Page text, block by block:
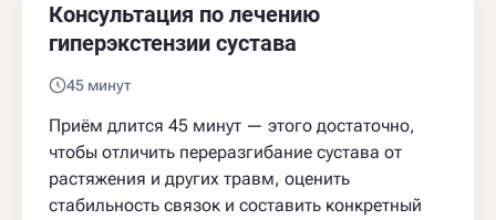
Консультация по лечению
гиперэкстензии сустава
45 минут
Приём длится 45 минут — этого достаточно,
чтобы отличить переразгибание сустава от
растяжения и других травм, оценить
стабильность связок и составить конкретный